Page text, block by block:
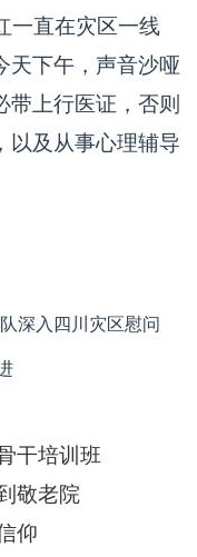
一直在灾区一线
天下午，声音沙哑
带上行医证，否则
以及从事心理辅导
深入四川灾区慰问
干培训班
敬老院
仰